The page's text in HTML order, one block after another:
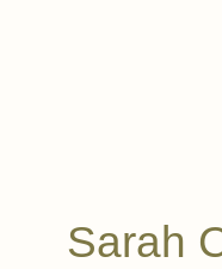
Sarah